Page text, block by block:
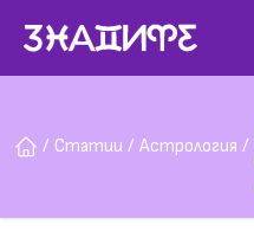
/ Статии / Астрология /